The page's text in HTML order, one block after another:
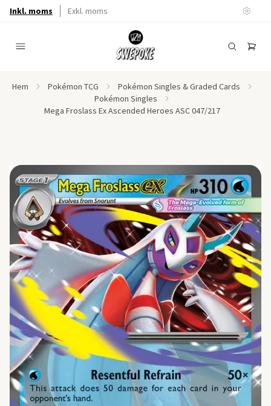
Inkl. moms Exkl. moms
Hem Pokémon TCG
Pokémon Singles & Graded Cards
Pokémon Singles
Mega Froslass Ex Ascended Heroes ASC 047/217